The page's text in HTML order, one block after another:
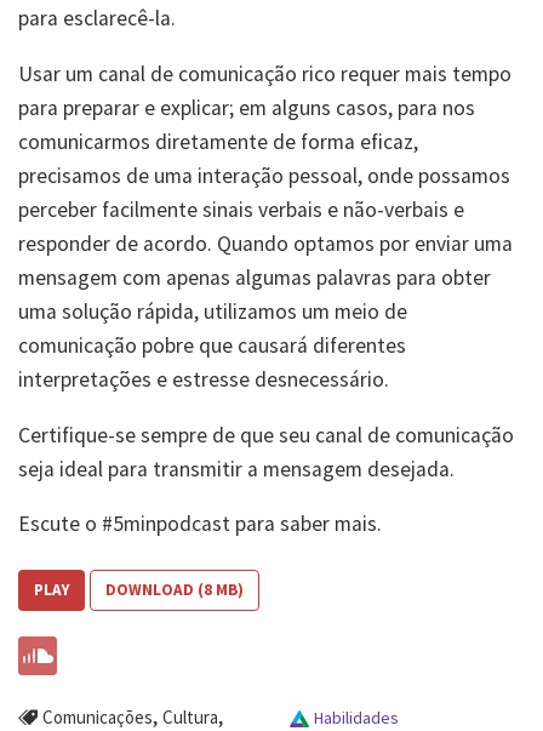
para esclarecê-la.
Usar um canal de comunicação rico requer mais tempo
para preparar e explicar; em alguns casos, para nos
comunicarmos diretamente de forma eficaz,
precisamos de uma interação pessoal, onde possamos
perceber facilmente sinais verbais e não-verbais e
responder de acordo. Quando optamos por enviar uma
mensagem com apenas algumas palavras para obter
uma solução rápida, utilizamos um meio de
comunicação pobre que causará diferentes
interpretações e estresse desnecessário.
Certifique-se sempre de que seu canal de comunicação
seja ideal para transmitir a mensagem desejada.
Escute o #5minpodcast para saber mais.
PLAY DOWNLOAD (8 MB)
Comunicações, Cultura, Habilidades